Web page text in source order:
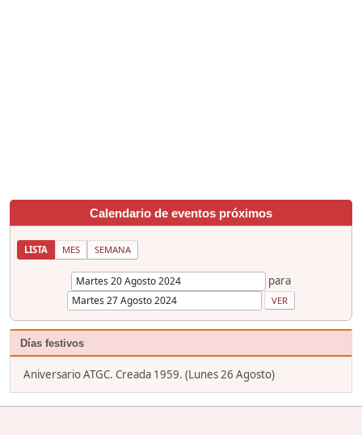
Calendario de eventos próximos
LISTA MES SEMANA
para
Días festivos
Aniversario ATGC. Creada 1959. (Lunes 26 Agosto)